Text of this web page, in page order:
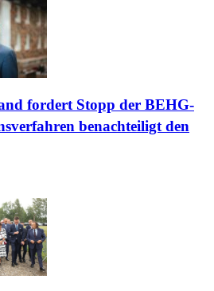
fordert Stopp der BEHG-
benachteiligt den